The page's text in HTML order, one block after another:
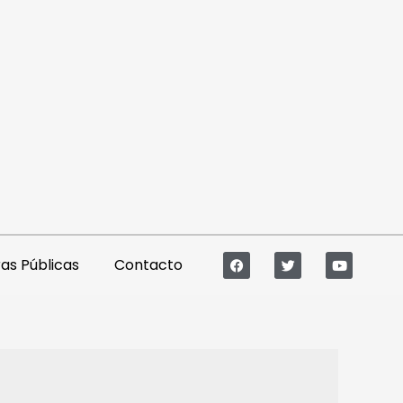
Públicas Contacto